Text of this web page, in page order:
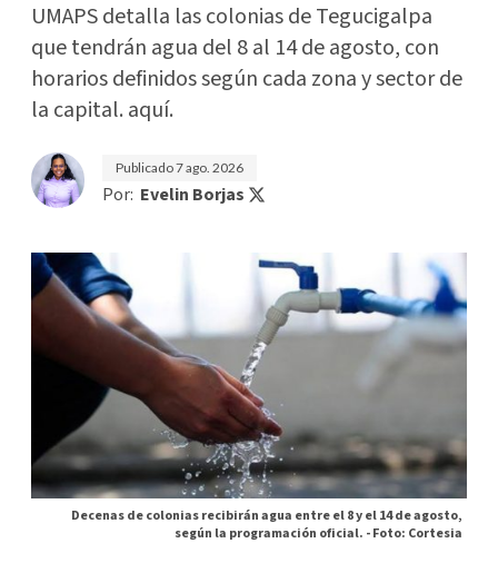
UMAPS detalla las colonias de Tegucigalpa
que tendrán agua del 8 al 14 de agosto, con
horarios definidos según cada zona y sector de
la capital. aquí.
Publicado7 ago. 2026
Por: Evelin Borjas
Decenas de colonias recibirán agua entre el 8 y el 14 de agosto,
según la programación oficial. -Foto: Cortesia